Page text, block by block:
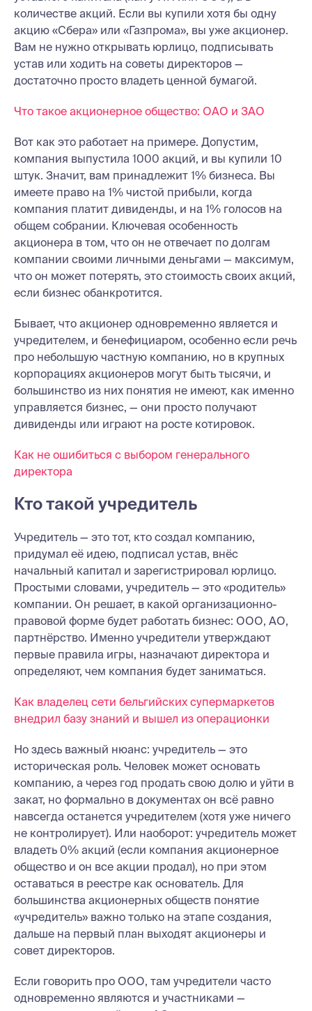
количестве акций. Если вы купили хотя бы одну
акцию «Сбера» или «Газпрома», вы уже акционер.
Вам не нужно открывать юрлицо, подписывать
устав или ходить на советы директоров —
достаточно просто владеть ценной бумагой.
Что такое акционерное общество: ОАО и ЗАО
Вот как это работает на примере. Допустим,
компания выпустила 1000 акций, и вы купили 10
штук. Значит, вам принадлежит 1% бизнеса. Вы
имеете право на 1% чистой прибыли, когда
компания платит дивиденды, и на 1% голосов на
общем собрании. Ключевая особенность
акционера в том, что он не отвечает по долгам
компании своими личными деньгами — максимум,
что он может потерять, это стоимость своих акций,
если бизнес обанкротится.
Бывает, что акционер одновременно является и
учредителем, и бенефициаром, особенно если речь
про небольшую частную компанию, но в крупных
корпорациях акционеров могут быть тысячи, и
большинство из них понятия не имеют, как именно
управляется бизнес, — они просто получают
дивиденды или играют на росте котировок.
Как не ошибиться с выбором генерального
директора
Кто такой учредитель
Учредитель — это тот, кто создал компанию,
придумал её идею, подписал устав, внёс
начальный капитал и зарегистрировал юрлицо.
Простыми словами, учредитель — это «родитель»
компании. Он решает, в какой организационно-
правовой форме будет работать бизнес: ООО, АО,
партнёрство. Именно учредители утверждают
первые правила игры, назначают директора и
определяют, чем компания будет заниматься.
Как владелец сети бельгийских супермаркетов
внедрил базу знаний и вышел из операционки
Но здесь важный нюанс: учредитель — это
историческая роль. Человек может основать
компанию, а через год продать свою долю и уйти в
закат, но формально в документах он всё равно
навсегда останется учредителем (хотя уже ничего
не контролирует). Или наоборот: учредитель может
владеть 0% акций (если компания акционерное
общество и он все акции продал), но при этом
оставаться в реестре как основатель. Для
большинства акционерных обществ понятие
«учредитель» важно только на этапе создания,
дальше на первый план выходят акционеры и
совет директоров.
Если говорить про ООО, там учредители часто
одновременно являются и участниками —